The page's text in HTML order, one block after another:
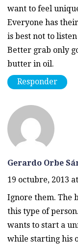
want to feel
Everyone has
is best not to
Better grab only
butter in oil.
Responder
Gerardo Orbe
19 octubre, 2013
Ignore them. The
this type of
wants to start a
while starting his